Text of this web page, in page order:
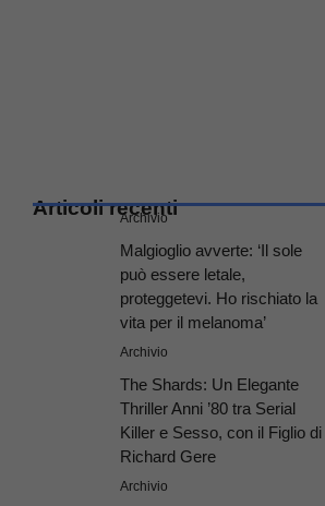
Articoli recenti
Archivio
Malgioglio avverte: ‘Il sole
può essere letale,
proteggetevi. Ho rischiato la
vita per il melanoma’
Archivio
The Shards: Un Elegante
Thriller Anni ’80 tra Serial
Killer e Sesso, con il Figlio di
Richard Gere
Archivio